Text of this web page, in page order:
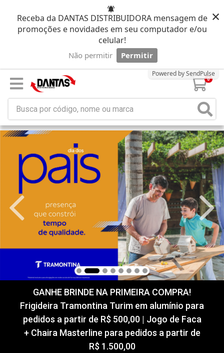
Receba da DANTAS DISTRIBUIDORA mensagem de
promoções e novidades em seu computador e/ou
celular!
Não permitir Permitir
Powered by SendPulse
×
0
GANHE BRINDE NA PRIMEIRA COMPRA!
Frigideira Tramontina Turim em alumínio para
pedidos a partir de R$ 500,00 | Jogo de Faca
+ Chaira Masterline para pedidos a partir de
R$ 1.500,00